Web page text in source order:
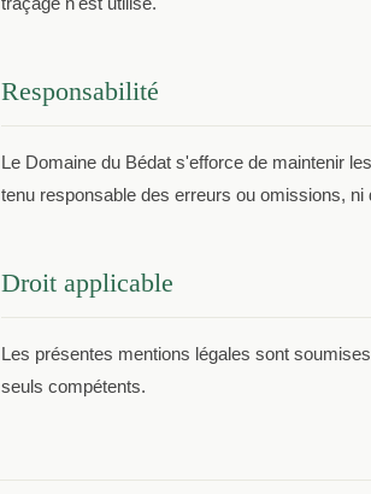
Responsabilité
Le Domaine du Bédat s'efforce de maintenir
tenu responsable des erreurs ou omissions,
Droit applicable
Les présentes mentions légales sont
seuls compétents.